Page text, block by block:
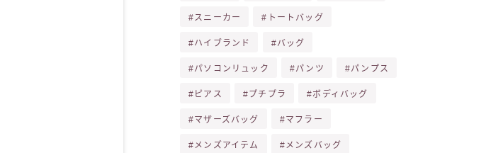
スニーカー トートバッグ
ハイブランド バッグ
パソコンリュック パンツ パンプス
ピアス プチプラ ボディバッグ
マザーズバッグ マフラー
メンズアイテム メンズバッグ